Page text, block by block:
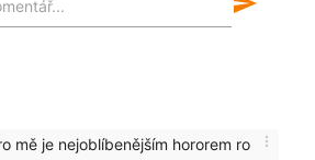
more_vert
mě je nejoblíbenějším hororem ro